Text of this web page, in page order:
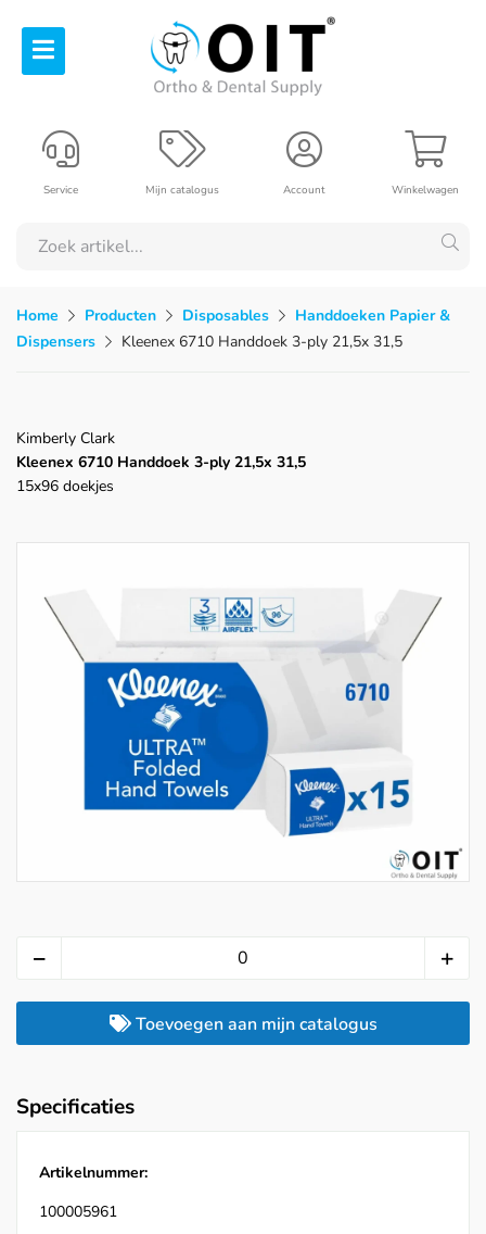
Winkelwagen
Account
Mijn catalogus
Service
Home Producten Disposables
Handdoeken Papier &
Dispensers
Kleenex 6710 Handdoek 3-ply 21,5x 31,5
Kimberly Clark
Kleenex 6710 Handdoek 3-ply 21,5x 31,5
15x96 doekjes
Toevoegen aan mijn catalogus
Specificaties
Artikelnummer:
100005961